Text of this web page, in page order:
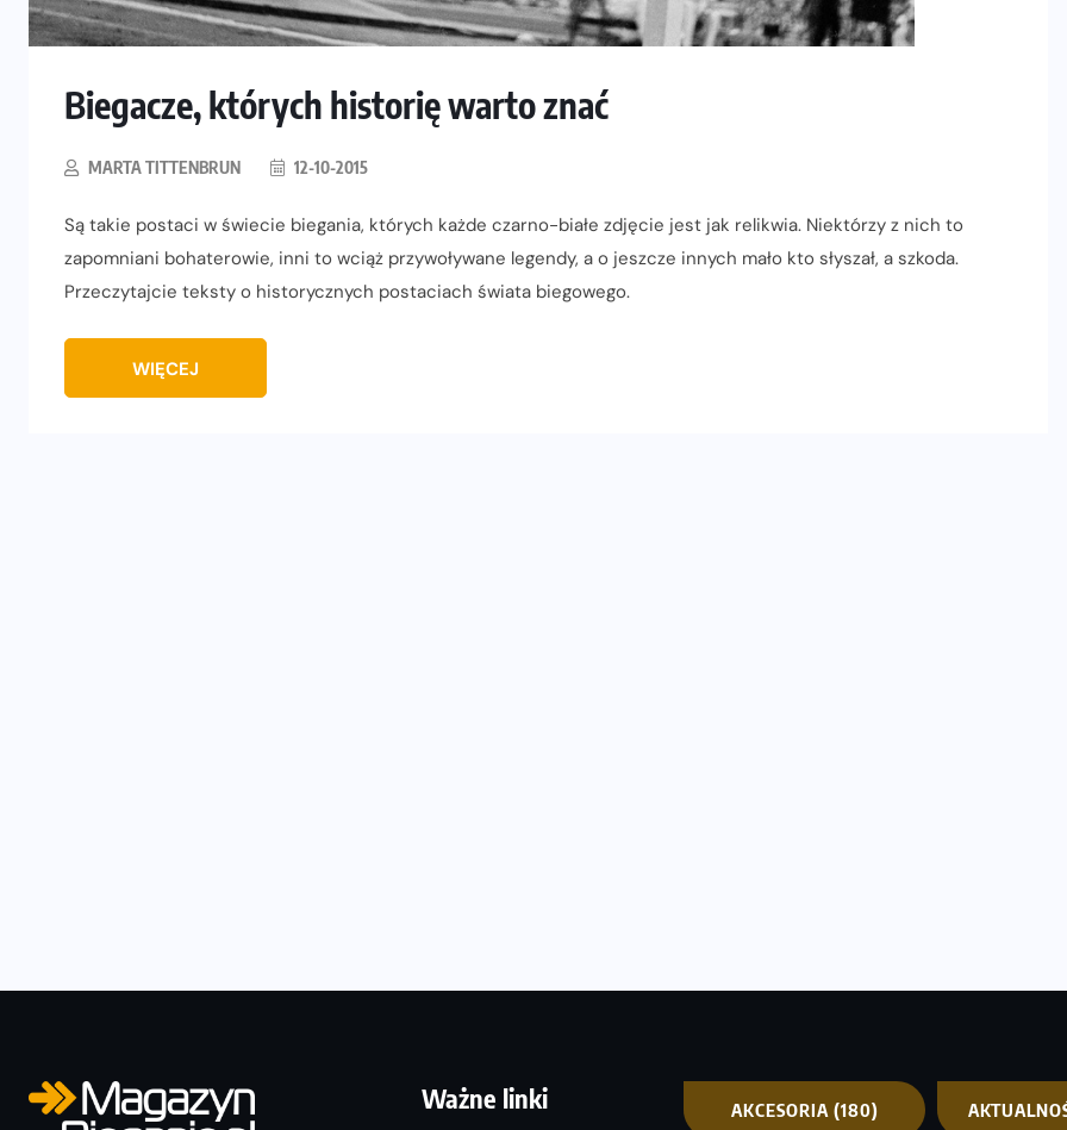
Biegacze, których historię warto znać
MARTA TITTENBRUN 12-10-2015
Są takie postaci w świecie biegania, których każde czarno-białe zdjęcie jest jak relikwia. Niektórzy z nich to
zapomniani bohaterowie, inni to wciąż przywoływane legendy, a o jeszcze innych mało kto słyszał, a szkoda.
Przeczytajcie teksty o historycznych postaciach świata biegowego.
WIĘCEJ
Ważne linki AKCESORIA (180)